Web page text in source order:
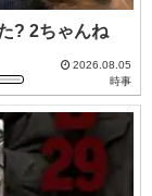
? 2ちゃんね
2026.08.05
時事